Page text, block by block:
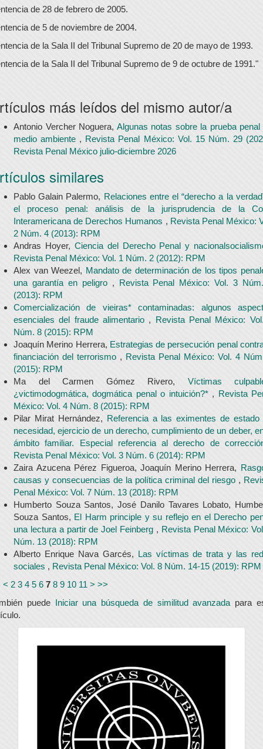
de 28 de febrero de 2005.
de 5 de noviembre de 2004.
de la Sala II del Tribunal Supremo de 20 de mayo de 1993.
de la Sala II del Tribunal Supremo de 9 de octubre de 1991."
más leídos del mismo autor/a
Antonio Vercher Noguera, Algunas notas sobre la prueba penal
medio ambiente , Revista Penal México: Vol. 15 Núm. 29
Revista Penal México julio-diciembre 2026
similares
Pablo Galain Palermo, Relaciones entre el “derecho a la
el proceso penal: análisis de la jurisprudencia de la
Interamericana de Derechos Humanos , Revista Penal México:
2 Núm. 4 (2013): RPM
Andras Hoyer, Ciencia del Derecho Penal y
Revista Penal México: Vol. 1 Núm. 2 (2012): RPM
Alex van Weezel, Mandato de determinación de los tipos
una garantía en peligro , Revista Penal México: Vol. 3
(2013): RPM
Comercialización de vieiras* contaminadas: algunos
esenciales del fraude alimentario , Revista Penal México:
Núm. 8 (2015): RPM
Joaquín Merino Herrera, Estrategias de persecución penal
financiación del terrorismo , Revista Penal México: Vol. 4
(2015): RPM
Ma del Carmen Gómez Rivero, Víctimas
¿victimodogmática, dogmática penal o intuición?* , Revista
México: Vol. 4 Núm. 8 (2015): RPM
Pilar Mirat Hernández, Referencia a las eximentes de estado
necesidad, ejercicio de un derecho, cumplimiento de un deber,
ámbito familiar. Especial referencia al derecho de
Revista Penal México: Vol. 3 Núm. 6 (2014): RPM
Zaira Azucena Pérez Figueroa, Joaquín Merino Herrera,
causas y consecuencias de la política criminal del riesgo ,
Penal México: Vol. 7 Núm. 13 (2018): RPM
Humberto Souza Santos, José Danilo Tavares Lobato,
Souza Santos, El Harm principle y su reflejo en el Derecho
una lectura a partir de Joel Feinberg , Revista Penal México:
Núm. 13 (2018): RPM
Alberto Enrique Nava Garcés, Las víctimas de trata y las
sociales , Revista Penal México: Vol. 8 Núm. 14-15 (2019): RPM
< 2 3 4 5 6 7 8 9 10 11 > >>
puede Iniciar una búsqueda de similitud avanzadapara
universidad